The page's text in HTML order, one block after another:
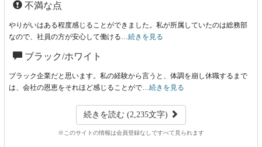
不満な点
やりがいはある程度感じることができました。私が所属していたのは総務部
なので、社員の方が安心して働ける…続きを見る
ブラック/ホワイト
ブラック企業だと思います。私の経験から言うと、体調を崩し休職するまで
は、会社の恩恵をそれほど感じることがで…続きを見る
続きを読む (2,235文字)
※このサイトの情報は会員登録なしですべて見られます